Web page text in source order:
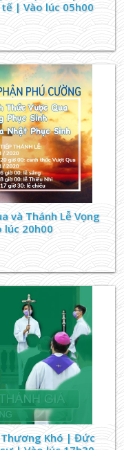
GIÁO LÝ DỰ
tế | Vào lúc 05h00
và Thánh Lễ Vọng
lúc 20h00
Thương Khó | Đức